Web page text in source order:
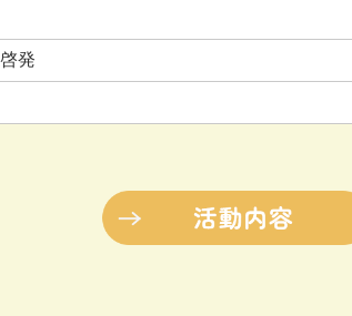
発